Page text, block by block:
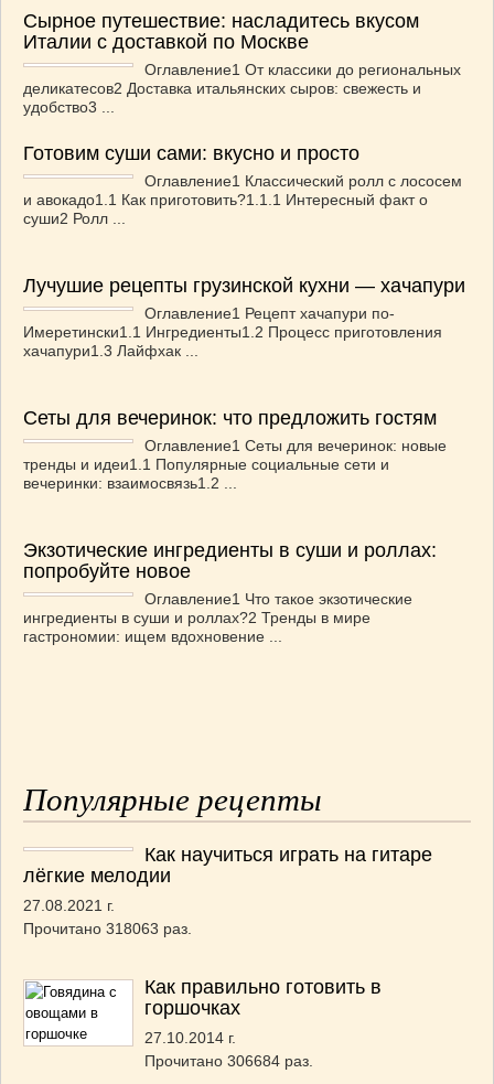
Сырное путешествие: насладитесь вкусом
Италии с доставкой по Москве
Оглавление1 От классики до региональных
деликатесов2 Доставка итальянских сыров: свежесть и
удобство3 ...
Готовим суши сами: вкусно и просто
Оглавление1 Классический ролл с лососем
и авокадо1.1 Как приготовить?1.1.1 Интересный факт о
суши2 Ролл ...
Лучушие рецепты грузинской кухни — хачапури
Оглавление1 Рецепт хачапури по-
Имеретински1.1 Ингредиенты1.2 Процесс приготовления
хачапури1.3 Лайфхак ...
Сеты для вечеринок: что предложить гостям
Оглавление1 Сеты для вечеринок: новые
тренды и идеи1.1 Популярные социальные сети и
вечеринки: взаимосвязь1.2 ...
Экзотические ингредиенты в суши и роллах:
попробуйте новое
Оглавление1 Что такое экзотические
ингредиенты в суши и роллах?2 Тренды в мире
гастрономии: ищем вдохновение ...
Популярные рецепты
Как научиться играть на гитаре
лёгкие мелодии
27.08.2021 г.
Прочитано 318063 раз.
Как правильно готовить в
горшочках
27.10.2014 г.
Прочитано 306684 раз.